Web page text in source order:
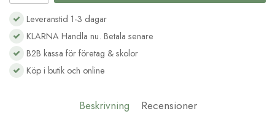
Leveranstid 1-3 dagar
KLARNA Handla nu. Betala senare
B2B kassa för företag & skolor
Köp i butik och online
Beskrivning Recensioner